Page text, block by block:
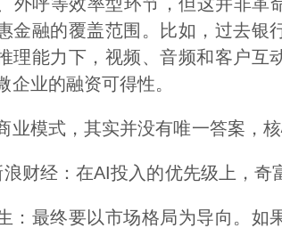
金融的覆盖范围。比如，过去银
理能力下，视频、音频和客户互
企业的融资可得性。
模式，其实并没有唯一答案，核
经：在AI投入的优先级上，奇
最终要以市场格局为导向。如